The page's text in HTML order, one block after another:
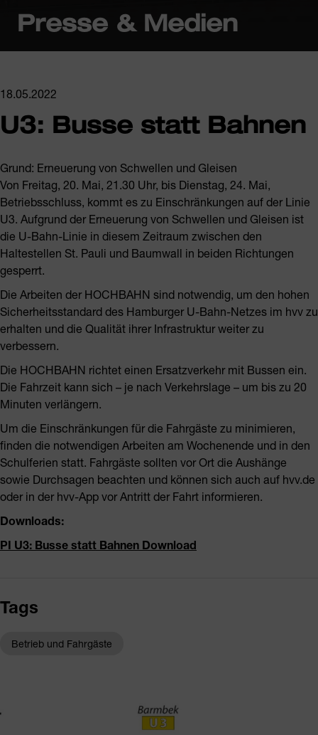
Presse & Medien
18.05.2022
U3: Busse statt Bahnen
Grund: Erneuerung von Schwellen und Gleisen
Von Freitag, 20. Mai, 21.30 Uhr, bis Dienstag, 24. Mai,
Betriebsschluss, kommt es zu Einschränkungen auf der Linie
U3. Aufgrund der Erneuerung von Schwellen und Gleisen ist
die U-Bahn-Linie in diesem Zeitraum zwischen den
Haltestellen St. Pauli und Baumwall in beiden Richtungen
gesperrt.
Die Arbeiten der HOCHBAHN sind notwendig, um den hohen
Sicherheitsstandard des Hamburger U-Bahn-Netzes im hvv zu
erhalten und die Qualität ihrer Infrastruktur weiter zu
verbessern.
Die HOCHBAHN richtet einen Ersatzverkehr mit Bussen ein.
Die Fahrzeit kann sich – je nach Verkehrslage – um bis zu 20
Minuten verlängern.
Um die Einschränkungen für die Fahrgäste zu minimieren,
finden die notwendigen Arbeiten am Wochenende und in den
Schulferien statt. Fahrgäste sollten vor Ort die Aushänge
sowie Durchsagen beachten und können sich auch auf hvv.de
oder in der hvv-App vor Antritt der Fahrt informieren.
Downloads:
PI U3: Busse statt Bahnen Download
Tags
Betrieb und Fahrgäste